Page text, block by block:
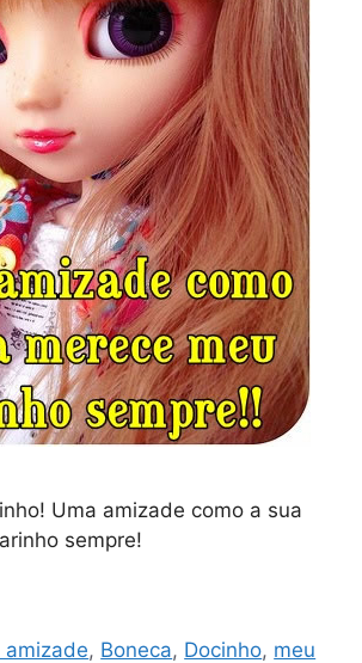
Uma amizade como a sua
sempre!
amizade, Boneca, Docinho, meu